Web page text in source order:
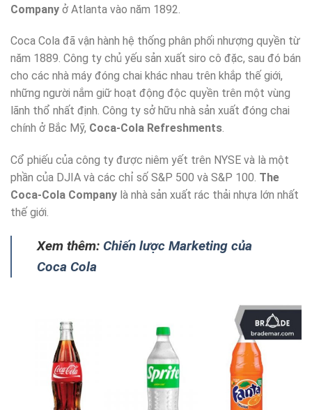
Company ở Atlanta vào năm 1892.
Coca Cola đã vận hành hệ thống phân phối nhượng quyền từ
năm 1889. Công ty chủ yếu sản xuất siro cô đặc, sau đó bán
cho các nhà máy đóng chai khác nhau trên khắp thế giới,
những người nắm giữ hoạt động độc quyền trên một vùng
lãnh thổ nhất định. Công ty sở hữu nhà sản xuất đóng chai
chính ở Bắc Mỹ, Coca-Cola Refreshments.
Cổ phiếu của công ty được niêm yết trên NYSE và là một
phần của DJIA và các chỉ số S&P 500 và S&P 100. The
Coca-Cola Company là nhà sản xuất rác thải nhựa lớn nhất
thế giới.
Xem thêm: Chiến lược Marketing của
Coca Cola